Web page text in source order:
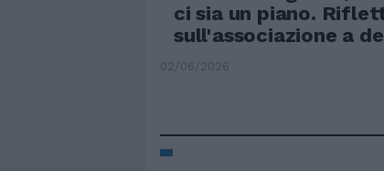
ci sia un piano.
sull'associazione a
02/06/2026